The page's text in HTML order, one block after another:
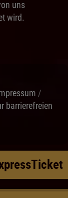
uns
wird.
/
barrierefreien